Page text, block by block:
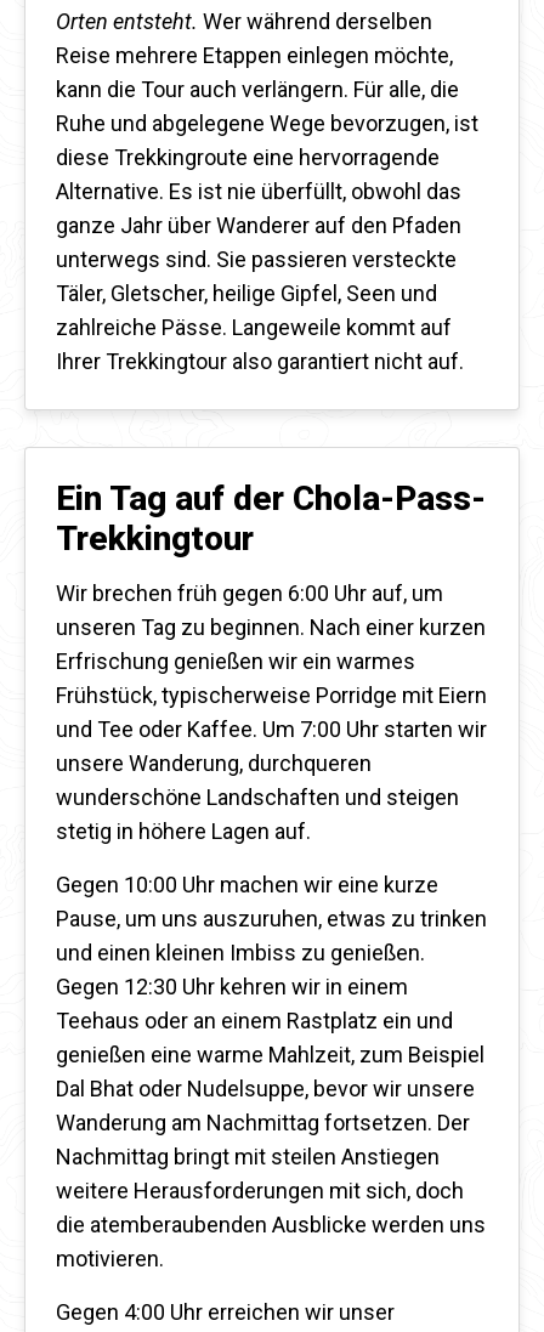
Orten entsteht. Wer während derselben
Reise mehrere Etappen einlegen möchte,
kann die Tour auch verlängern. Für alle, die
Ruhe und abgelegene Wege bevorzugen, ist
diese Trekkingroute eine hervorragende
Alternative. Es ist nie überfüllt, obwohl das
ganze Jahr über Wanderer auf den Pfaden
unterwegs sind. Sie passieren versteckte
Täler, Gletscher, heilige Gipfel, Seen und
zahlreiche Pässe. Langeweile kommt auf
Ihrer Trekkingtour also garantiert nicht auf.
Ein Tag auf der Chola-Pass-
Trekkingtour
Wir brechen früh gegen 6:00 Uhr auf, um
unseren Tag zu beginnen. Nach einer kurzen
Erfrischung genießen wir ein warmes
Frühstück, typischerweise Porridge mit Eiern
und Tee oder Kaffee. Um 7:00 Uhr starten wir
unsere Wanderung, durchqueren
wunderschöne Landschaften und steigen
stetig in höhere Lagen auf.
Gegen 10:00 Uhr machen wir eine kurze
Pause, um uns auszuruhen, etwas zu trinken
und einen kleinen Imbiss zu genießen.
Gegen 12:30 Uhr kehren wir in einem
Teehaus oder an einem Rastplatz ein und
genießen eine warme Mahlzeit, zum Beispiel
Dal Bhat oder Nudelsuppe, bevor wir unsere
Wanderung am Nachmittag fortsetzen. Der
Nachmittag bringt mit steilen Anstiegen
weitere Herausforderungen mit sich, doch
die atemberaubenden Ausblicke werden uns
motivieren.
Gegen 4:00 Uhr erreichen wir unser